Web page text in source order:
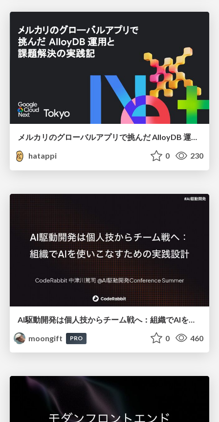
メルカリのグローバルアプリで挑んだ AlloyDB 運用と課題解決の実践記
hatappi
0 230
moongift
PRO 0 460